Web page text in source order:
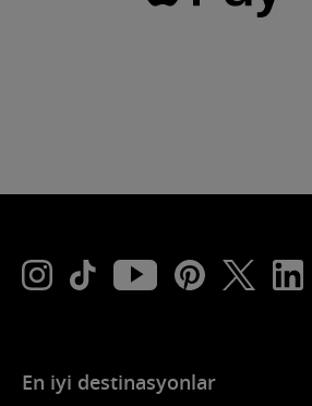
En iyi destinasyonlar